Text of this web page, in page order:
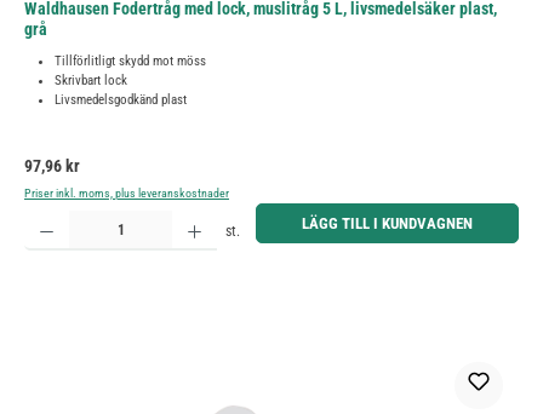
Waldhausen Fodertråg med lock, muslitråg 5 L, livsmedelsäker plast,
grå
Tillförlitligt skydd mot möss
Skrivbart lock
Livsmedelsgodkänd plast
Ordinarie pris:
97,96 kr
Priser inkl. moms, plus leveranskostnader
Produktkvantitet: Ange önskat belopp eller använd knapparna för att öka eller minska kvantiteten.
st. LÄGG TILL I KUNDVAGNEN